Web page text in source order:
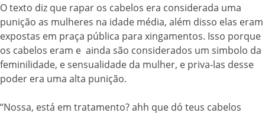
O texto diz que rapar os cabelos era considerada uma
punição as mulheres na idade média, além disso elas eram
expostas em praça pública para xingamentos. Isso porque
os cabelos eram e ainda são considerados um simbolo da
feminilidade, e sensualidade da mulher, e priva-las desse
poder era uma alta punição.
“Nossa, está em tratamento? ahh que dó teus cabelos